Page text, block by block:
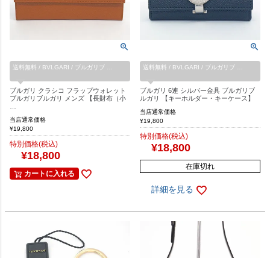
送料無料 / BVLGARI / ブルガリブ …
ブルガリ クラシコ フラップウォレット
ブルガリブルガリ メンズ 【長財布（小
当店通常価格
¥19,800
特別価格(税込)
¥18,800
カートに入れる
送料無料 / BVLGARI / ブルガリブ …
ブルガリ 6連 シルバー金具 ブルガリブ
ルガリ 【キーホルダー・キーケース】
当店通常価格
¥19,800
特別価格(税込)
¥18,800
在庫切れ
詳細を見る